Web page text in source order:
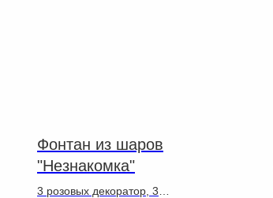
Фонтан из шаров
"Незнакомка"
3 розовых декоратор, 3